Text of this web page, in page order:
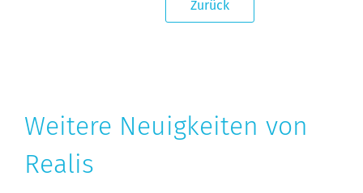
Zurück
Weitere Neuigkeiten von
Realis